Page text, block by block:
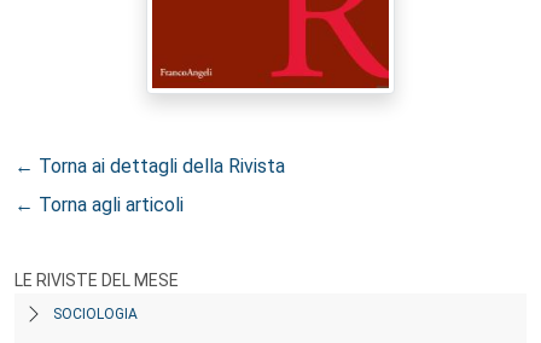
← Torna ai dettagli della Rivista
← Torna agli articoli
LE RIVISTE DEL MESE
SOCIOLOGIA